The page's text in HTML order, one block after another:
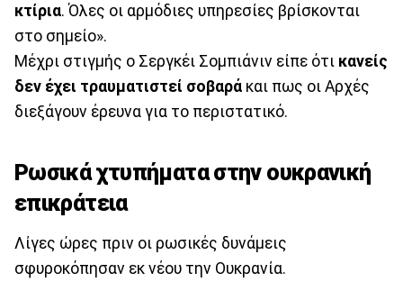
κτίρια. Όλες οι αρμόδιες υπηρεσίες βρίσκονται
στο σημείο».
Μέχρι στιγμής ο Σεργκέι Σομπιάνιν είπε ότι κανείς
δεν έχει τραυματιστεί σοβαρά και πως οι Αρχές
διεξάγουν έρευνα για το περιστατικό.
Ρωσικά χτυπήματα στην ουκρανική
επικράτεια
Λίγες ώρες πριν οι ρωσικές δυνάμεις
σφυροκόπησαν εκ νέου την Ουκρανία.